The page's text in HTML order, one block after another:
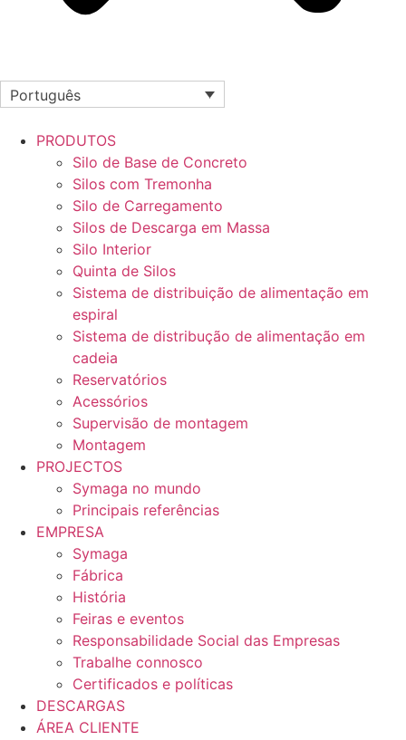
Português
PRODUTOS
Silo de Base de Concreto
Silos com Tremonha
Silo de Carregamento
Silos de Descarga em Massa
Silo Interior
Quinta de Silos
Sistema de distribuição de alimentação em
espiral
Sistema de distribução de alimentação em
cadeia
Reservatórios
Acessórios
Supervisão de montagem
Montagem
PROJECTOS
Symaga no mundo
Principais referências
EMPRESA
Symaga
Fábrica
História
Feiras e eventos
Responsabilidade Social das Empresas
Trabalhe connosco
Certificados e políticas
DESCARGAS
ÁREA CLIENTE